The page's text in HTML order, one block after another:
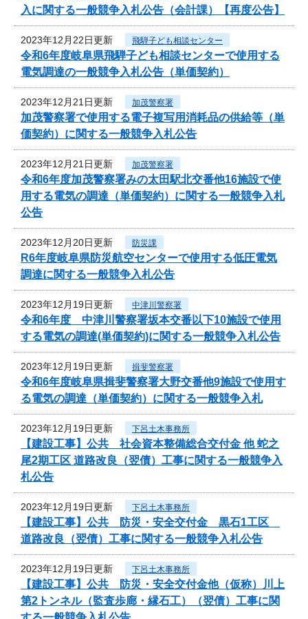
入に関する一般競争入札公告（会計課）【再度公告】
2023年12月22日更新 飛騨子ども相談センター
令和6年度岐阜県飛騨子ども相談センターで使用する
電気調達の一般競争入札公告（単価契約）
2023年12月21日更新 加茂警察署
加茂警察署で使用する電子複写用消耗品の供給等（単
価契約）に関する一般競争入札公告
2023年12月21日更新 加茂警察署
令和6年度加茂警察署みの太田駅北交番他16施設で使
用する電気の調達（単価契約）に関する一般競争入札
公告
2023年12月20日更新 防災課
R6年度岐阜県防災航空センターで使用する低圧電気
調達に関する一般競争入札公告
2023年12月19日更新 中津川警察署
令和6年度 中津川警察署坂本交番以下10施設で使用
する電気の調達(単価契約)に関する一般競争入札公告
2023年12月19日更新 揖斐警察署
令和6年度岐阜県揖斐警察署大野交番他9施設で使用す
る電気の調達（単価契約）に関する一般競争入札
2023年12月19日更新 下呂土木事務所
【建設工事】公共 社会資本整備総合交付金 他 蛇之
尾2期工区 道路改良（翌債）工事に関する一般競争入
札公告
2023年12月19日更新 下呂土木事務所
【建設工事】公共 防災・安全交付金 黒石1工区
道路改良（翌債）工事に関する一般競争入札公告
2023年12月19日更新 下呂土木事務所
【建設工事】公共 防災・安全交付金他（仮称）川上
第2トンネル（監査歩廊・縁石工）（翌債）工事に関